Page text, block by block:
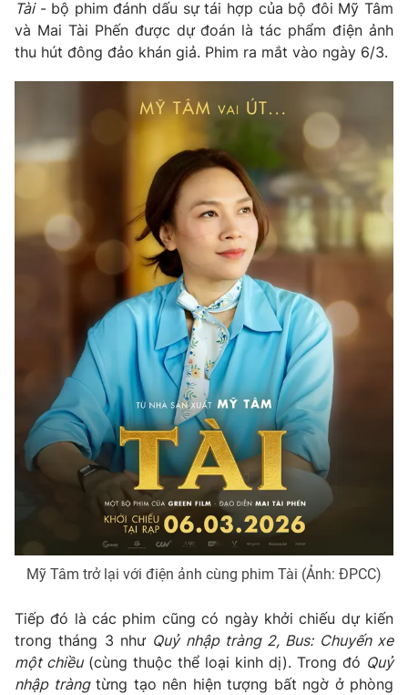
Tài- bộ phim đánh dấu sự tái hợp của bộ đôi Mỹ Tâm
và Mai Tài Phến được dự đoán là tác phẩm điện ảnh
thu hút đông đảo khán giả. Phim ra mắt vào ngày 6/3.
Mỹ Tâm trở lại với điện ảnh cùng phim Tài (Ảnh: ĐPCC)
Tiếp đó là các phim cũng có ngày khởi chiếu dự kiến
trong tháng 3 như Quỷ nhập tràng 2, Bus: Chuyến xe
một chiều(cùng thuộc thể loại kinh dị). Trong đó Quỷ
nhập tràngtừng tạo nên hiện tượng bất ngờ ở phòng